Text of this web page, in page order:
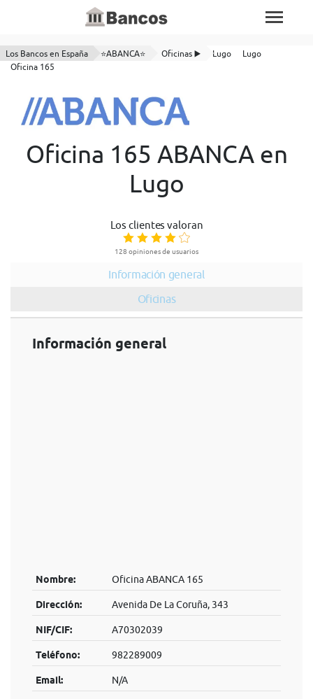
Los Bancos en España ⭐ABANCA⭐ Oficinas ▶️ Lugo
Lugo
Oficina 165
Oficina 165 ABANCA en
Lugo
Los clientes valoran
128 opiniones de usuarios
Información general
Oficinas
Información general
Nombre: Oficina ABANCA 165
Dirección: Avenida De La Coruña, 343
NIF/CIF: A70302039
Teléfono: 982289009
Email: N/A